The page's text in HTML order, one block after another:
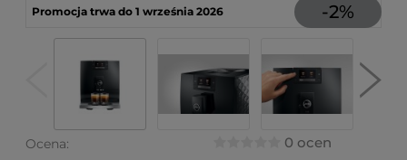
-2%
Promocja trwa do 1 września 2026
Ocena: 0 ocen